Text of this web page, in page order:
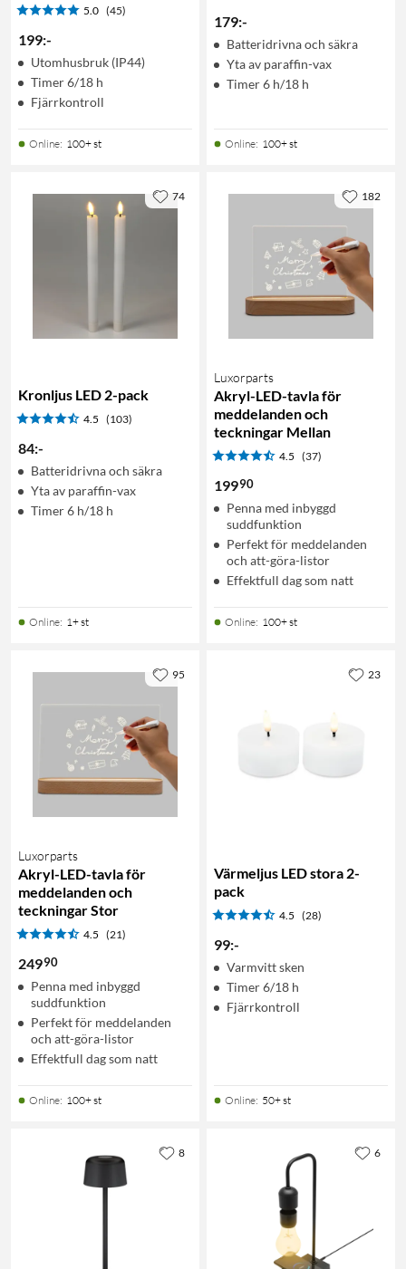
5.0 (45)
199:-
Utomhusbruk (IP44)
Timer 6/18 h
Fjärrkontroll
Online: 100+ st
179:-
Batteridrivna och säkra
Yta av paraffin-vax
Timer 6 h/18 h
Online: 100+ st
Kronljus LED 2-pack
4.5 (103)
84:-
Batteridrivna och säkra
Yta av paraffin-vax
Timer 6 h/18 h
Online: 1+ st
74
Luxorparts
Akryl-LED-tavla för
meddelanden och
teckningar Mellan
4.5 (37)
19990
Penna med inbyggd
suddfunktion
Perfekt för meddelanden
och att-göra-listor
Effektfull dag som natt
Online: 100+ st
182
Luxorparts
Akryl-LED-tavla för
meddelanden och
teckningar Stor
4.5 (21)
24990
Penna med inbyggd
suddfunktion
Perfekt för meddelanden
och att-göra-listor
Effektfull dag som natt
Online: 100+ st
95
Värmeljus LED stora 2-
pack
4.5 (28)
99:-
Varmvitt sken
Timer 6/18 h
Fjärrkontroll
Online: 50+ st
23
8 6